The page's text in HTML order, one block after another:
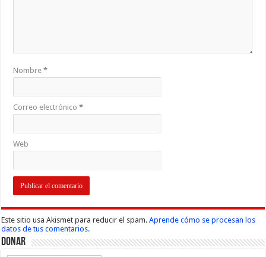
Nombre*
Correo electrónico*
Web
Este sitio usa Akismet para reducir el spam.Aprende cómo se procesan los
datos de tus comentarios.
Donar